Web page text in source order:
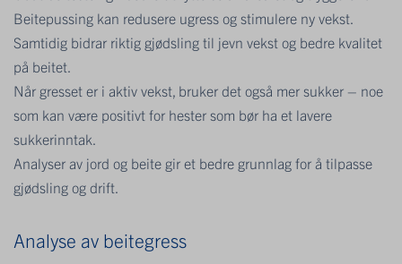
Beitepussing kan redusere ugress og stimulere ny vekst.
Samtidig bidrar riktig gjødsling til jevn vekst og bedre kvalitet
på beitet.
Når gresset er i aktiv vekst, bruker det også mer sukker – noe
som kan være positivt for hester som bør ha et lavere
sukkerinntak.
Analyser av jord og beite gir et bedre grunnlag for å tilpasse
gjødsling og drift.
Analyse av beitegress